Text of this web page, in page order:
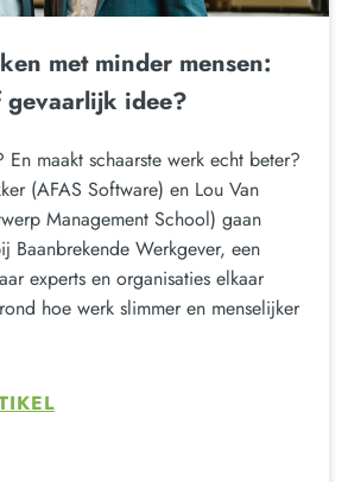
met minder mensen:
gevaarlijk idee?
maakt schaarste werk echt beter?
(AFAS Software) en Lou Van
Management School) gaan
Baanbrekende Werkgever, een
experts en organisaties elkaar
hoe werk slimmer en menselijker